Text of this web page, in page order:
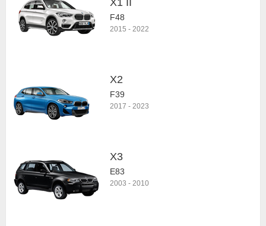
X1 II
F48
2015 - 2022
X2
F39
2017 - 2023
X3
E83
2003 - 2010